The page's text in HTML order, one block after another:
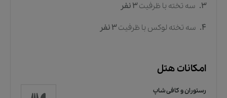
3. سه تخته با ظرفیت 3 نفر
4. سه تخته لوکس با ظرفیت 3 نفر
امکانات هتل
رستوران و کافی شاپ